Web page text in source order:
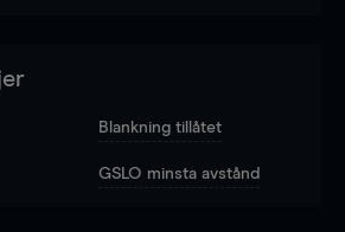
Blankning tillåtet
GSLO minsta avstånd